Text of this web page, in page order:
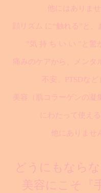
他にはありませ
顔リズム に“触れる”と、
”気 持 ち い い ”と驚
痛みのケアから、メンタ
不安、PTSDなど
美容（肌コラーゲンの凝
にわたって使える
他にありませ
どうにもなら
美容にこそ『